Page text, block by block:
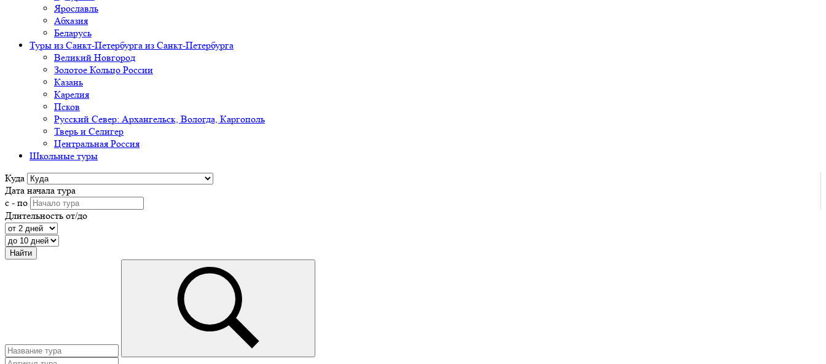
Ярославль
Абхазия
Беларусь
Туры из Санкт-Петербурга из Санкт-Петербурга
Великий Новгород
Золотое Кольцо России
Казань
Карелия
Псков
Русский Север: Архангельск, Вологда, Каргополь
Тверь и Селигер
Центральная Россия
Школьные туры
Куда
Дата начала тура
с - по
Длительность от/до